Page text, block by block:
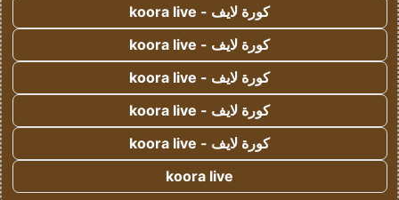
كورة لايف - koora live
كورة لايف - koora live
كورة لايف - koora live
كورة لايف - koora live
كورة لايف - koora live
koora live